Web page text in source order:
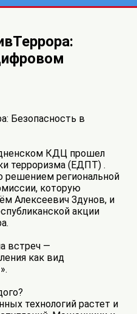
Безопасность в
КДЦ прошел
терроризма (ЕДПТ) .
решением региональной
которую
Алексеевич Здунов, и
акции
встреч —
как вид
технологий растет и